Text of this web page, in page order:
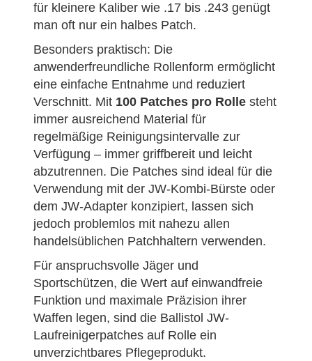
für kleinere Kaliber wie .17 bis .243 genügt
man oft nur ein halbes Patch.
Besonders praktisch: Die
anwenderfreundliche Rollenform ermöglicht
eine einfache Entnahme und reduziert
Verschnitt. Mit 100 Patches pro Rolle steht
immer ausreichend Material für
regelmäßige Reinigungsintervalle zur
Verfügung – immer griffbereit und leicht
abzutrennen. Die Patches sind ideal für die
Verwendung mit der JW-Kombi-Bürste oder
dem JW-Adapter konzipiert, lassen sich
jedoch problemlos mit nahezu allen
handelsüblichen Patchhaltern verwenden.
Für anspruchsvolle Jäger und
Sportschützen, die Wert auf einwandfreie
Funktion und maximale Präzision ihrer
Waffen legen, sind die Ballistol JW-
Laufreinigerpatches auf Rolle ein
unverzichtbares Pflegeprodukt.